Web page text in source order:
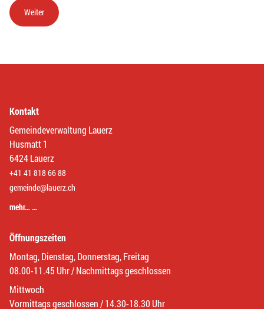
Kontakt
Gemeindeverwaltung Lauerz
Husmatt 1
6424 Lauerz
+41 41 818 66 88
gemeinde@lauerz.ch
mehr… …
Öffnungszeiten
Montag, Dienstag, Donnerstag, Freitag
08.00-11.45 Uhr / Nachmittags geschlossen
Mittwoch
Vormittags geschlossen / 14.30-18.30 Uhr